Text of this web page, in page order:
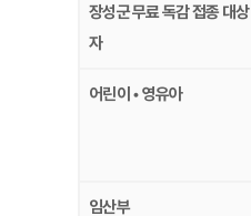
장성군 무료 독감 접종 대상
자
어린이 • 영유아
임산부